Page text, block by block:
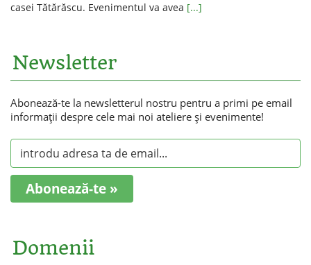
casei Tătărăscu. Evenimentul va avea [...]
Newsletter
Abonează-te la newsletterul nostru pentru a primi pe email
informaţii despre cele mai noi ateliere şi evenimente!
Abonează-te »
Domenii